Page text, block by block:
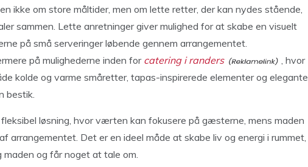
ikke om store måltider, men om lette retter, der kan nydes stående,
sammen. Lette anretninger giver mulighed for at skabe en visuelt
på små serveringer løbende gennem arrangementet.
på mulighederne inden for catering i randers
, hvor
kolde og varme småretter, tapas-inspirerede elementer og elegante
bestik.
løsning, hvor værten kan fokusere på gæsterne, mens maden
arrangementet. Det er en ideel måde at skabe liv og energi i rummet,
og får noget at tale om.